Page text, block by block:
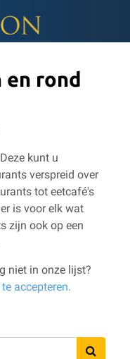
en rond
kunt u
verspreid over
tot eetcafé's
is voor elk wat
zijn ook op een
niet in onze lijst?
accepteren.